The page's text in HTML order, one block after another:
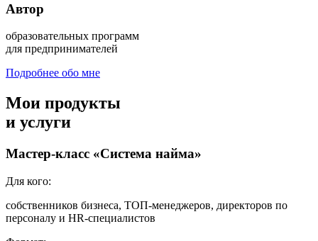
Автор
образовательных программ
для предпринимателей
Подробнее обо мне
Мои продукты
и услуги
Мастер-класс «Система найма»
Для кого:
собственников бизнеса, ТОП-менеджеров, директоров по
персоналу и HR-специалистов